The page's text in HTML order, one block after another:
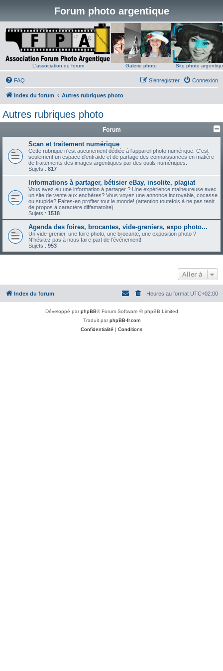
Forum photo argentique
L'association du forum Galerie photo Site photo
FAQ Connexion
S’enregistrer
Index du forum Autres rubriques photo
Autres rubriques photo
Forum
Scan et traitement numérique
Cette rubrique n'est aucunement dédiée à l'appareil photo numérique. C'est
seulement un espace d'entraide et de partage des connaissances en matière
de traitements des images argentiques par des outils numériques.
Sujets : 817
Informations à partager, bétisier eBay, insolite, plagiat
Vous avez eu une information à partager ? Une expérience malheureuse avec
un site de vente aux enchères? Vous voyez une annonce incroyable, cocasse
ou stupide? Faites-en profiter tout le monde! (attention toutefois à ne pas tenir
de propos à caractère diffamatoire)
Sujets : 1518
Agenda des foires, brocantes, vide-greniers, expo photo...
Un vide-grenier, une foire photo, une brocante, une exposition photo ?
N'hésitez pas à nous faire part de l'événement!
Sujets : 953
Aller à
Index du forum Heures au format UTC+02:00
Développé parphpBB® Forum Software © phpBB Limited
Traduit parphpBB-fr.com
Confidentialité | Conditions